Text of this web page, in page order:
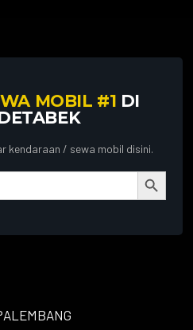
MOBIL #1 DI
kendaraan / sewa mobil disini.
Search Button